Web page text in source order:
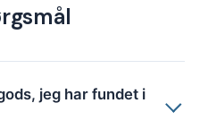
jeg har fundet i